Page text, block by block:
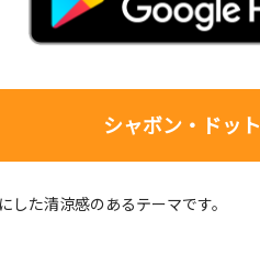
シャボン・ドット
た清涼感のあるテーマです。